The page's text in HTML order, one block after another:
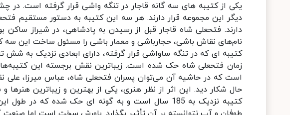
یکی از کتیبه های سه گانه قاجار در تنگه واشی قرار گرفته است. در
دیگر این مجموعه قرار دارند. هر سه این کتیبه به دستور مستقیم
دارند. فتحعلی شاه قاجار قبل از رسیدن به پادشاهی، در شیراز
نام‌های نقاش باشی، حجارباشی و معمار باشی را مسئول ساخت این سه
کتیبه ای که در تنگه ساواشی قرار گرفته، دارای ابعادی نزدیک به
زمان فتحعلی شاه حک شده است. زیباترین نقش برجسته این
است که در حاشیه آن می‌توان پسران فتحعلی شاه، عباس میرزا، علی
حال شکار دید. این اثر از نظر هنری، یکی از بهترین و زیباترین
کتیبه نزدیک به 185 سال است و به گونه ای حک شده که